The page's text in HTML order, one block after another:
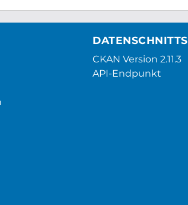
CKAN Version 2.11.3
API-Endpunkt